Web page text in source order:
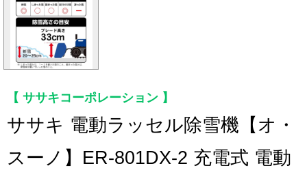
ササキコーポレーション
ササキ 電動ラッセル除雪機【オ・
スーノ】ER-801DX-2 充電式 電動